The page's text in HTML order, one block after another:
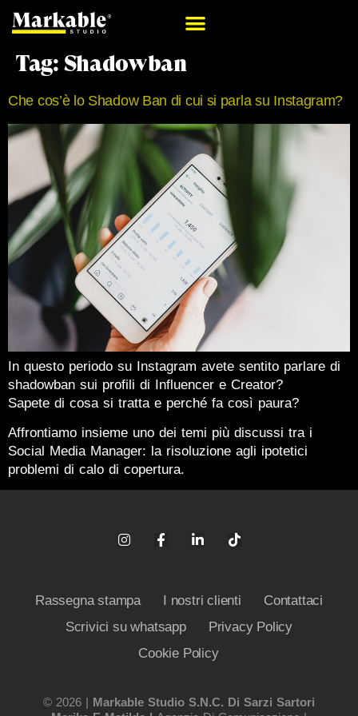
Tag: Shadowban
Che cos’è lo Shadow Ban di cui si parla su Instagram?
In questo periodo su Instagram avete sentito parlare di
shadowban sui profili di Influencer e Creator?
Sapete di cosa si tratta e perché fa così paura?
Affrontiamo insieme uno dei temi più discussi tra i
Social Media Manager: la risoluzione agli ipotetici
problemi di calo di copertura.
Rassegna stampa I nostri clienti
Contattaci
Scrivici su whatsapp
Privacy Policy
Cookie Policy
© 2026 | Markable Studio S.n.c. Di Sarzi Sartori